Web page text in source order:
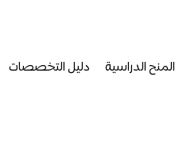
المنح الدراسية دليل التخصصات